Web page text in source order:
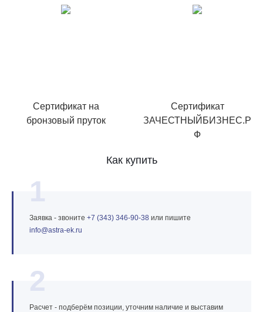
Сертификат на
бронзовый пруток
Сертификат
ЗАЧЕСТНЫЙБИЗНЕС.Р
Ф
Как купить
1
Заявка - звоните +7 (343) 346‑90‑38 или пишите
info@astra‑ek.ru
2
Расчет - подберём позиции, уточним наличие и выставим